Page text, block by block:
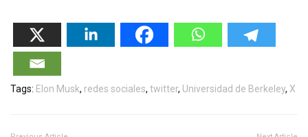
Tags: Elon Musk, redes sociales, twitter, Universidad de Berkeley, X